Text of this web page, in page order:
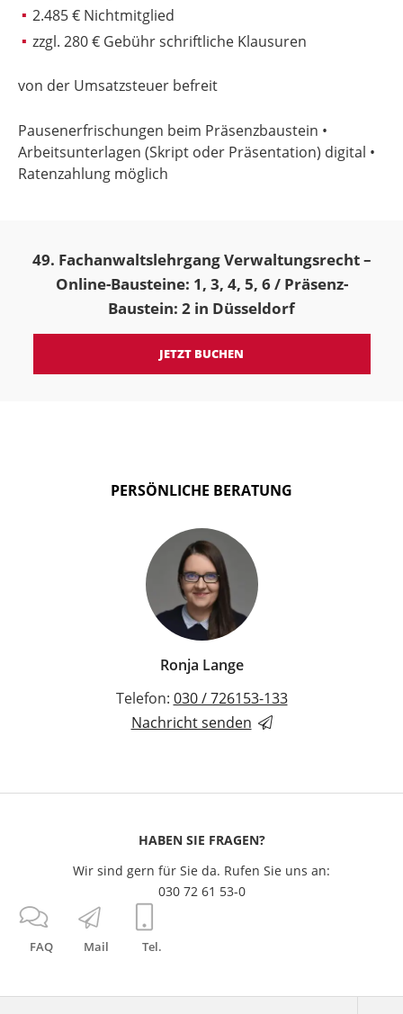
2.485 € Nichtmitglied
zzgl. 280 € Gebühr schriftliche Klausuren
von der Umsatzsteuer befreit
Pausenerfrischungen beim Präsenzbaustein •
Arbeitsunterlagen (Skript oder Präsentation) digital •
Ratenzahlung möglich
49. Fachanwaltslehrgang Verwaltungsrecht –
Online-Bausteine: 1, 3, 4, 5, 6 / Präsenz-
Baustein: 2 in Düsseldorf
JETZT BUCHEN
PERSÖNLICHE BERATUNG
Ronja Lange
Telefon: 030 / 726153-133
Nachricht senden
FAQ Mail Tel.
HABEN SIE FRAGEN?
Wir sind gern für Sie da. Rufen Sie uns an:
030 72 61 53-0